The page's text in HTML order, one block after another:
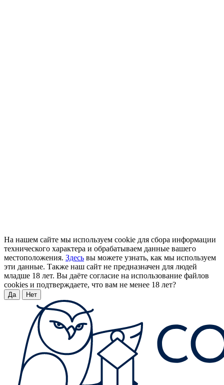
На нашем сайте мы используем cookie для сбора информации
технического характера и обрабатываем данные вашего
местоположения. Здесь вы можете узнать, как мы используем
эти данные. Также наш сайт не предназначен для людей
младше 18 лет. Вы даёте согласие на использование файлов
cookies и подтверждаете, что вам не менее 18 лет?
Да Нет